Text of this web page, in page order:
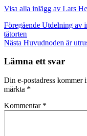
Visa alla inlägg av Lars
Föregående Utdelning av
tätorten
Nästa Huvudnoden är
Lämna ett svar
Din e-postadress kommer
märkta *
Kommentar *